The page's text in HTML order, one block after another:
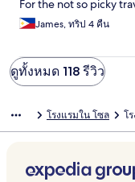
For the not so picky
James, ทริป 4 คืน
ดูทั้งหมด 118 รีวิว
โรงแรมใน โซล โ